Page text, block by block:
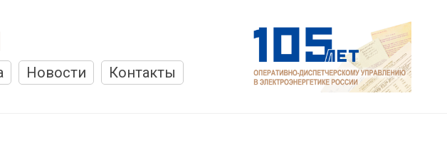
Новости Контакты